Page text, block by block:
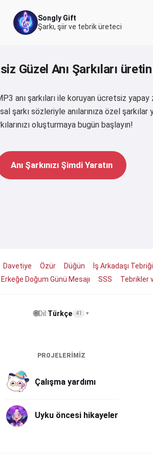
Songly Gift
Şarkı, şiir ve tebrik üreteci
Güzel Anı Şarkıları üretin
anı şarkıları ile koruyan ücretsiz
şarkı sözleriyle anılarınıza özel
oluşturmaya bugün başlayın!
Anı Şarkınızı Şimdi Yaratın
Davetiye Özür Düğün İş Arkadaşı Tebriği
Erkeğe Doğum Günü Mesajı SSS Tebrikler
🌐Dil:Türkçe 41 ▾
PROJELERIMIZ
Çalışma yardımı
Uyku öncesi hikayeler